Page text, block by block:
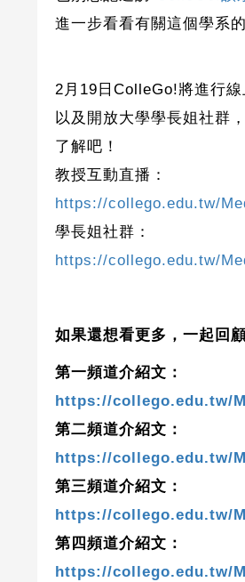
進一步看看有關這個學系
2月19日ColleGo!將進行
以及開放大學學長姐社群
了解吧！
教授互動直播：
https://collego.edu.tw/
學長姐社群：
https://collego.edu.tw/
如果還想看更多，一起回
第一頻道介紹文：
https://collego.edu.tw/
第二頻道介紹文：
https://collego.edu.tw/
第三頻道介紹文：
https://collego.edu.tw/
第四頻道介紹文：
https://collego.edu.tw/